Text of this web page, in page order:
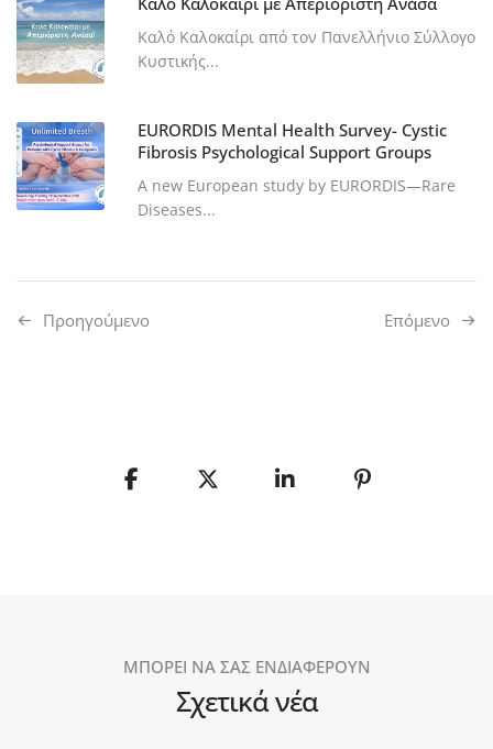
Καλό Καλοκαίρι από τον Πανελλήνιο Σύλλογο
Κυστικής...
EURORDIS Mental Health Survey- Cystic
Fibrosis Psychological Support Groups
A new European study by EURORDIS—Rare
Diseases...
Προηγούμενo Επόμενο
ΜΠΟΡΕΙ ΝΑ ΣΑΣ ΕΝΔΙΑΦΕΡΟΥΝ
Σχετικά νέα